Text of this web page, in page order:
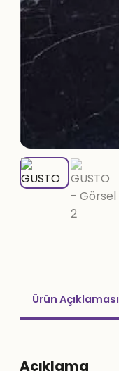
Ürün Açıklaması
Açıklama